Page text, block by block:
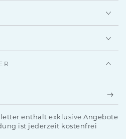
enthält exklusive Angebote
ist jederzeit kostenfrei